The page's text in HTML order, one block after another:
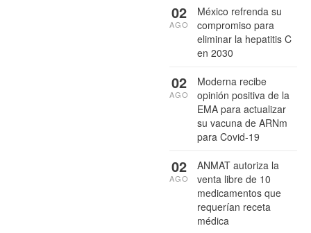
México refrenda su
compromiso para
eliminar la hepatitis C
en 2030
02
AGO
Moderna recibe
opinión positiva de la
EMA para actualizar
su vacuna de ARNm
para Covid-19
02
AGO
ANMAT autoriza la
venta libre de 10
medicamentos que
requerían receta
médica
02
AGO